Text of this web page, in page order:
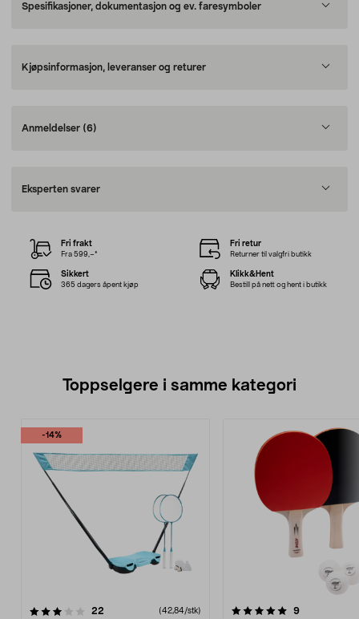
Spesifikasjoner, dokumentasjon og ev. faresymboler
Kjøpsinformasjon, leveranser og returer
Anmeldelser (6)
Eksperten svarer
Fri frakt
Fra 599,–*
Fri retur
Returner til valgfri butikk
Sikkert
365 dagers åpent kjøp
Klikk&Hent
Bestill på nett og hent i butikk
Toppselgere i samme kategori
-14%
22 anmeldelser(42,84/stk)
5.0 av 5 stjerner 9anmeldelser
4.0 av 5 stjerner